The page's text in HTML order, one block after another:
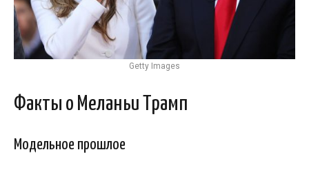
Getty Images
Факты о Меланьи Трамп
Модельное прошлое